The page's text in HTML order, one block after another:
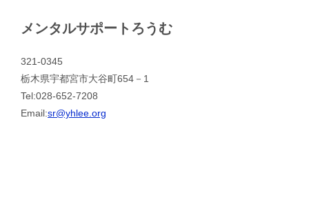
メンタルサポートろうむ
321-0345
栃木県宇都宮市大谷町654－1
Tel:028-652-7208
Email:sr@yhlee.org